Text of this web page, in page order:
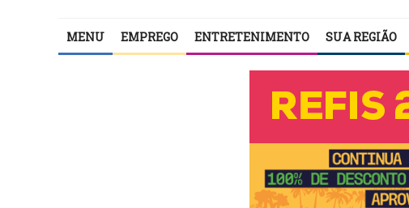
MENU EMPREGO ENTRETENIMENTO SUA REGIÃO